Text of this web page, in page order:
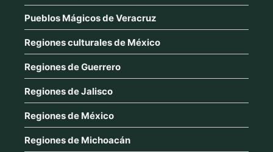
Pueblos Mágicos de Veracruz
Regiones culturales de México
Regiones de Guerrero
Regiones de Jalisco
Regiones de México
Regiones de Michoacán